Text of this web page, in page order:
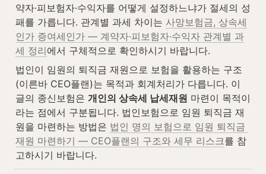
약자·피보험자·수익자를 어떻게 설정하느냐가 절세의 성
패를 가릅니다. 관계별 과세 차이는 사망보험금, 상속세
인가 증여세인가 — 계약자·피보험자·수익자 관계별 과
세 정리에서 구체적으로 확인하시기 바랍니다.
법인이 임원의 퇴직금 재원으로 보험을 활용하는 구조
(이른바 CEO플랜)는 목적과 회계처리가 다릅니다. 이
글의 종신보험은 개인의 상속세 납세재원 마련이 목적이
라는 점에서 구분됩니다. 법인보험으로 임원 퇴직금 재
원을 마련하는 방법은 법인 명의 보험으로 임원 퇴직금
재원 마련하기 — CEO플랜의 구조와 세무 리스크를 참
고하시기 바랍니다.